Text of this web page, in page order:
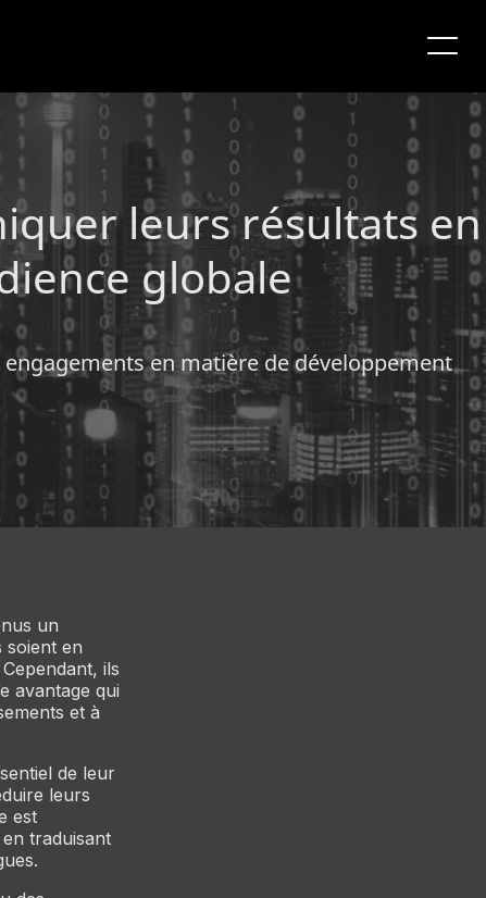
leurs résultats en
globale
en matière de développement
un
soient en
ils
avantage qui
et à
de leur
leurs
est
traduisant